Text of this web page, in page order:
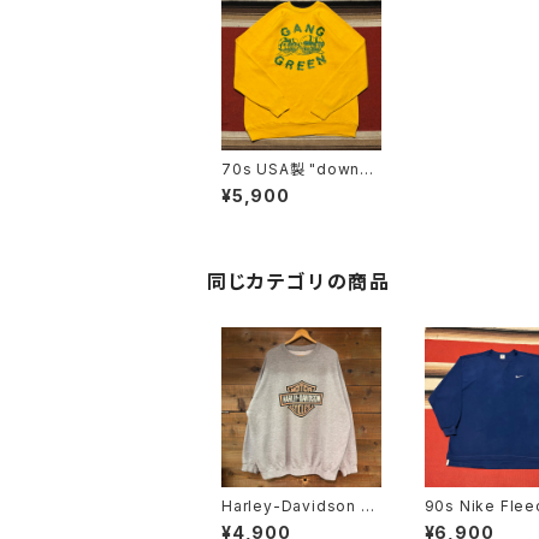
70s USA製 "downer
wear" Print Sweat si
ze XL
¥5,900
同じカテゴリの商品
Harley-Davidson S
weat
¥4,900
90s Nike
eat Shirt size
¥6,900